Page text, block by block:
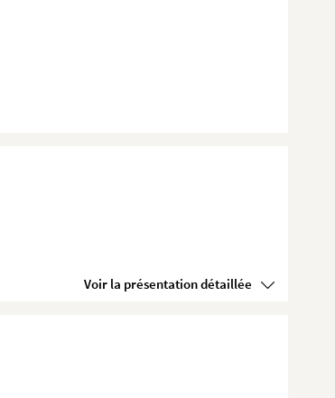
Voir la présentation détaillée